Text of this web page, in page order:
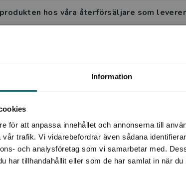
Information
för att anpassa innehållet och annonserna till
trafik. Vi vidarebefordrar även sådana
och analysföretag som vi samarbetar med.
har tillhandahållit eller som de har samlat in när
Begränsad fraktregion
Det verkar som att du besöker
en enhet utanför Sverige. Vi erbjuder inte
utanför Sverige. För att kunna slutföra ett köp
leveransadressen vara i Sverige.
hos våra återförsäljare som
Finns det något som kan ses som typiskt
läsaren veta mer om svenska seder, traditioner
Den tar upp rättigheter, skyldigheter,
bor i Sverige. Serien är skriven av Eva
för sfi. Böckerna har ett stort bildmaterial